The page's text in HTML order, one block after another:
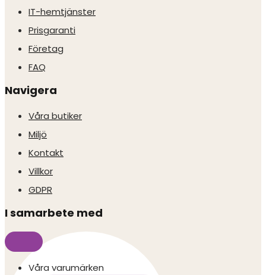
IT-hemtjänster
Prisgaranti
Företag
FAQ
Navigera
Våra butiker
Miljö
Kontakt
Villkor
GDPR
I samarbete med
Våra varumärken